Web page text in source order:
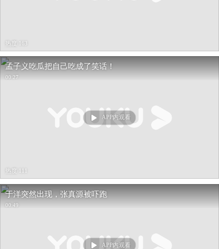
热度 163
孟子义吃瓜把自己吃成了笑话！
00:27
APP内观看
热度 111
于洋突然出现，张真源被吓跑
00:49
APP内观看